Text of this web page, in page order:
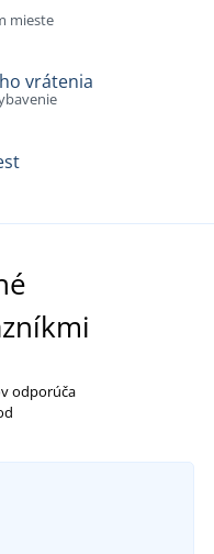
mieste
vrátenia
odporúča